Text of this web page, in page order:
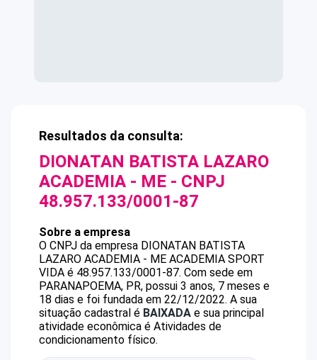
Resultados da consulta:
DIONATAN BATISTA LAZARO
ACADEMIA - ME - CNPJ
48.957.133/0001-87
Sobre a empresa
O CNPJ da empresa DIONATAN BATISTA
LAZARO ACADEMIA - ME ACADEMIA SPORT
VIDA é 48.957.133/0001-87. Com sede em
PARANAPOEMA, PR, possui 3 anos, 7 meses e
18 dias e foi fundada em 22/12/2022. A sua
situação cadastral é BAIXADA e sua principal
atividade econômica é Atividades de
condicionamento físico.